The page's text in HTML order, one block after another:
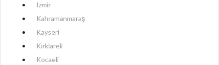
Izmir
Kahramanmaraş
Kayseri
Kırklareli
Kocaeli